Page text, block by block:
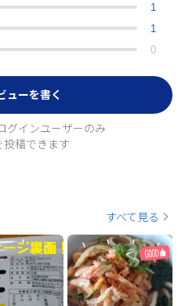
1
1
0
ューを書く
グインユーザーのみ
投稿できます
すべて見る